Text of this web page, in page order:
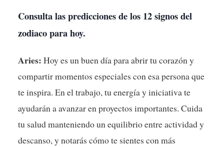
Consulta las predicciones de los 12 signos del
zodiaco para hoy.
Aries: Hoy es un buen día para abrir tu corazón y
compartir momentos especiales con esa persona que
te inspira. En el trabajo, tu energía y iniciativa te
ayudarán a avanzar en proyectos importantes. Cuida
tu salud manteniendo un equilibrio entre actividad y
descanso, y notarás cómo te sientes con más